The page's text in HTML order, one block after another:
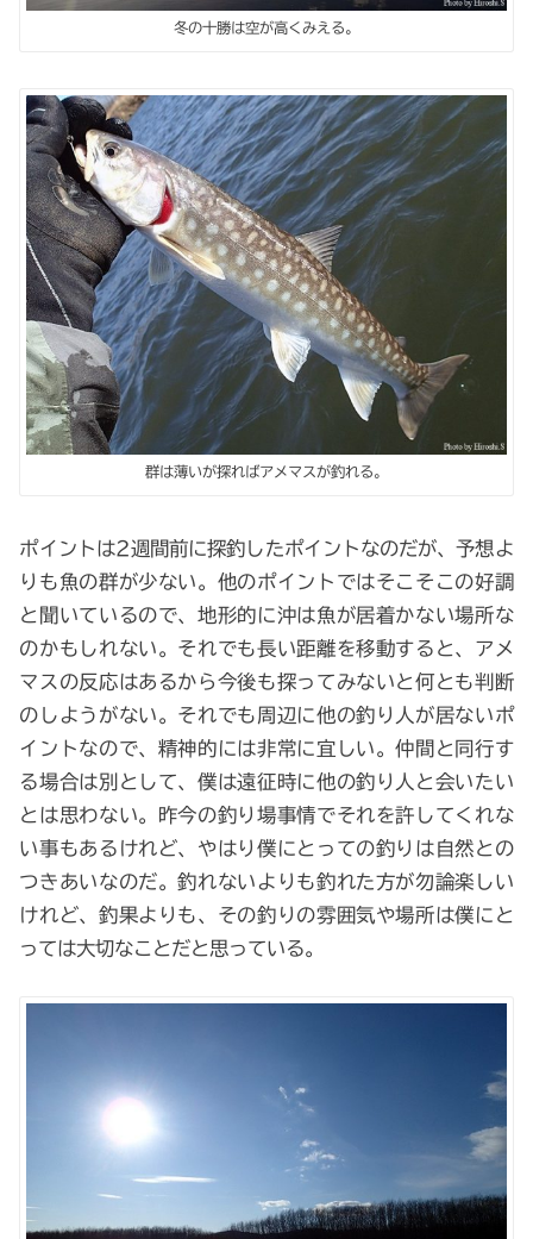
冬の十勝は空が高くみえる。
群は薄いが探ればアメマスが釣れる。
ポイントは2週間前に探釣したポイントなのだが、予想よ
りも魚の群が少ない。他のポイントではそこそこの好調
と聞いているので、地形的に沖は魚が居着かない場所な
のかもしれない。それでも長い距離を移動すると、アメ
マスの反応はあるから今後も探ってみないと何とも判断
のしようがない。それでも周辺に他の釣り人が居ないポ
イントなので、精神的には非常に宜しい。仲間と同行す
る場合は別として、僕は遠征時に他の釣り人と会いたい
とは思わない。昨今の釣り場事情でそれを許してくれな
い事もあるけれど、やはり僕にとっての釣りは自然との
つきあいなのだ。釣れないよりも釣れた方が勿論楽しい
けれど、釣果よりも、その釣りの雰囲気や場所は僕にと
っては大切なことだと思っている。